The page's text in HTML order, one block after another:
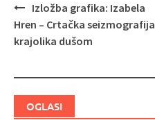
Navigacija
objava
Izložba grafika: Izabela
Hren – Crtačka seizmografija
krajolika dušom
OGLASI